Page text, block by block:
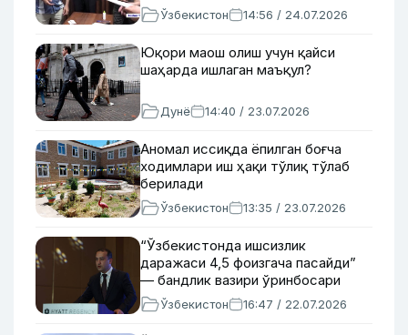
Ўзбекистон 14:56 / 24.07.2026
Юқори маош олиш учун қайси
шаҳарда ишлаган маъқул?
Дунё 14:40 / 23.07.2026
Аномал иссиқда ёпилган боғча
ходимлари иш ҳақи тўлиқ тўлаб
берилади
Ўзбекистон 13:35 / 23.07.2026
“Ўзбекистонда ишсизлик
даражаси 4,5 фоизгача пасайди”
— бандлик вазири ўринбосари
Ўзбекистон 16:47 / 22.07.2026